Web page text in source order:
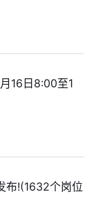
16日8:00至1
布!(1632个岗位